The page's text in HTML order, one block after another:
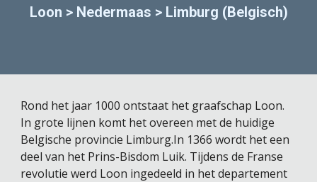
Loon > Nedermaas > Limburg (Belgisch)
Rond het jaar 1000 ontstaat het graafschap Loon.
In grote lijnen komt het overeen met de huidige
Belgische provincie Limburg.In 1366 wordt het een
deel van het Prins-Bisdom Luik. Tijdens de Franse
revolutie werd Loon ingedeeld in het departement